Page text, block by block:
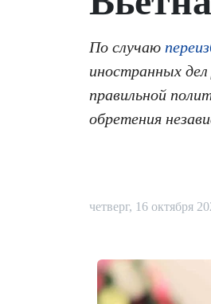
По случаю
иностранных
правильной
обретения
четверг, 16 октября